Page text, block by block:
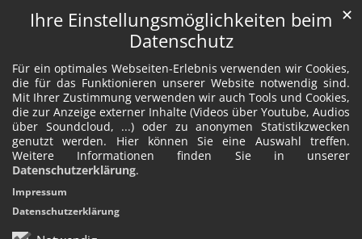
Ihre Einstellungsmöglichkeiten beim
Datenschutz
Für ein optimales Webseiten-Erlebnis verwenden wir Cookies,
die für das Funktionieren unserer Website notwendig sind.
Mit Ihrer Zustimmung verwenden wir auch Tools und Cookies,
die zur Anzeige externer Inhalte (Videos über Youtube, Audios
über Soundcloud, ...) oder zu anonymen Statistikzwecken
genutzt werden. Hier können Sie eine Auswahl treffen.
Weitere Informationen finden Sie in unserer
Datenschutzerklärung.
✕
Impressum
Datenschutzerklärung